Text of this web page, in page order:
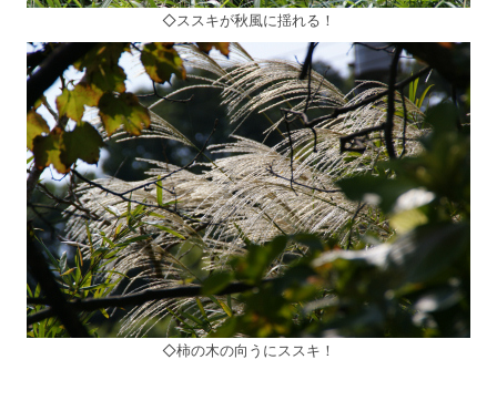
◇ススキが秋風に揺れる！
◇柿の木の向うにススキ！